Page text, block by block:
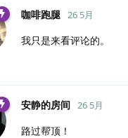
咖啡跑腿 26 5月
我只是来看评论的。
安静的房间 26 5月
路过帮顶！